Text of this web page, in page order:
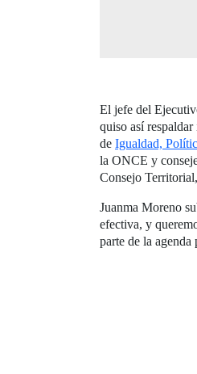
El jefe del
quiso así
de Igualdad,
la ONCE y
Consejo
Juanma Moreno
efectiva, y
parte de la agenda